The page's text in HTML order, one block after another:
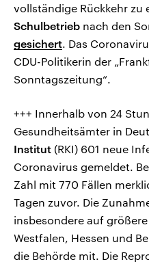
vollständige Rückkehr zu
Schulbetrieb nach den
gesichert. Das
CDU-Politikerin der
Sonntagszeitung“.
+++ Innerhalb von 24
Gesundheitsämter in
Institut (RKI) 601 neue
Coronavirus gemeldet.
Zahl mit 770 Fällen
Tagen zuvor. Die
insbesondere auf
Westfalen, Hessen und
die Behörde mit. Die